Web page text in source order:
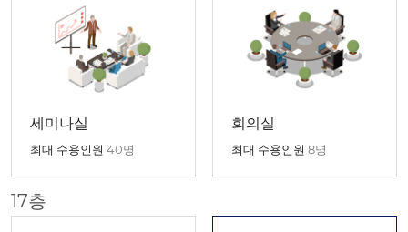
세미나실
최대 수용인원 40명
회의실
최대 수용인원 8명
17층